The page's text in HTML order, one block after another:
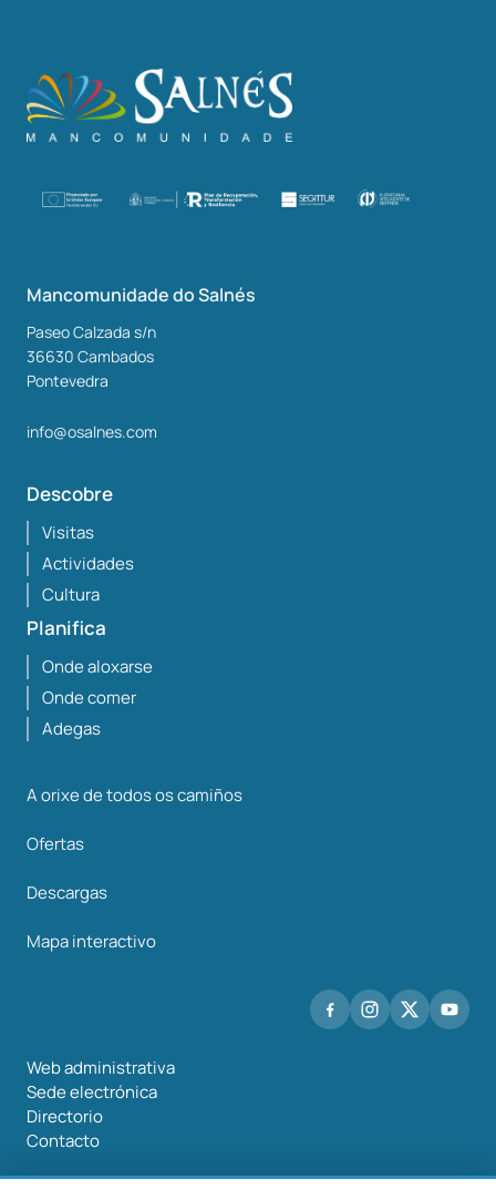
Mancomunidade do Salnés
Paseo Calzada s/n
36630 Cambados
Pontevedra
info@osalnes.com
Descobre
Visitas
Actividades
Cultura
Planifica
Onde aloxarse
Onde comer
Adegas
A orixe de todos os camiños
Ofertas
Descargas
Mapa interactivo
Web administrativa
Sede electrónica
Directorio
Contacto